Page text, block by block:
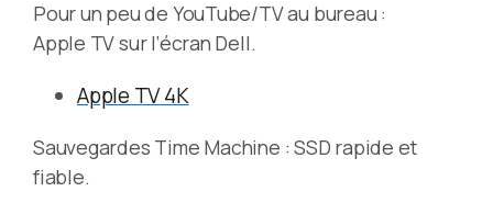
Pour un peu de YouTube/TV au bureau :
Apple TV sur l’écran Dell.
Apple TV 4K
Sauvegardes Time Machine : SSD rapide et
fiable.